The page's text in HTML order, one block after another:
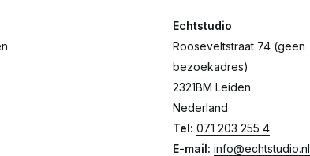
Echtstudio
Rooseveltstraat 74 (geen
bezoekadres)
2321BM Leiden
Nederland
Tel: 071 203 255 4
E-mail: info@echtstudio.nl